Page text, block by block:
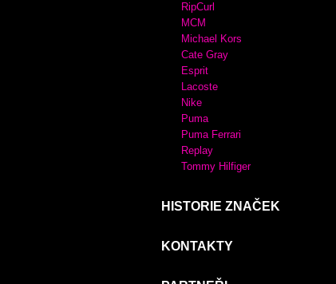
RipCurl
MCM
Michael Kors
Cate Gray
Esprit
Lacoste
Nike
Puma
Puma Ferrari
Replay
Tommy Hilfiger
HISTORIE ZNAČEK
KONTAKTY